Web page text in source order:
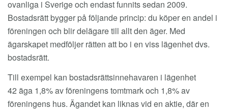
ovanliga i Sverige och endast funnits sedan 2009.
Bostadsrätt bygger på följande princip: du köper en andel i
föreningen och blir delägare till allt den äger. Med
ägarskapet medföljer rätten att bo i en viss lägenhet dvs.
bostadsrätt.
Till exempel kan bostadsrättsinnehavaren i lägenhet
42 äga 1,8% av föreningens tomtmark och 1,8% av
föreningens hus. Ägandet kan liknas vid en aktie, där en